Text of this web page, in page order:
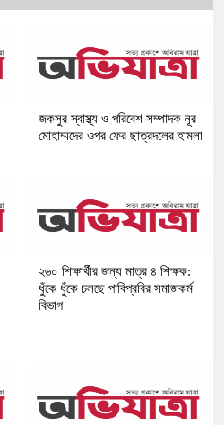
জকসুর স্বাস্থ্য ও পরিবেশ সম্পাদক নূর
মোহাম্মদের ওপর ফের ছাত্রদলের হামলা
২৬০ শিক্ষার্থীর জন্য মাত্র ৪ শিক্ষক:
ধুঁকে ধুঁকে চলছে পাবিপ্রবির সমাজকর্ম
বিভাগ